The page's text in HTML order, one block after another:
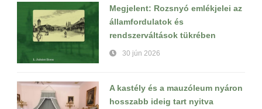
Megjelent: Rozsnyó emlékjelei az
államfordulatok és
rendszerváltások tükrében
30 jún 2026
A kastély és a mauzóleum nyáron
hosszabb ideig tart nyitva